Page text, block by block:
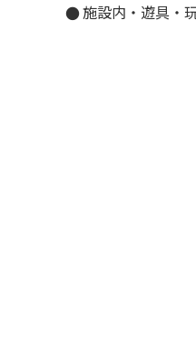
施設内・遊具・